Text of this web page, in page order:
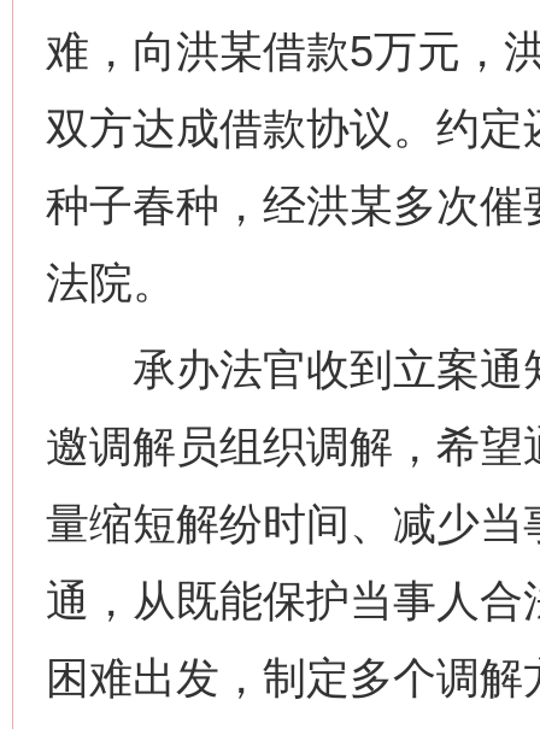
难，向洪某借款5万元，
双方达成借款协议。约
种子春种，经洪某多次
法院。
承办法官收到立案通
邀调解员组织调解，希
量缩短解纷时间、减少
通，从既能保护当事人
困难出发，制定多个调